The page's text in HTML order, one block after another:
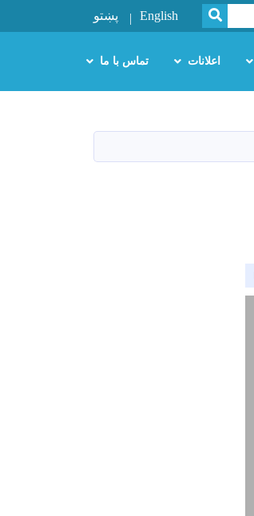
SEARCH
English پښتو
اعلانات تماس با ما